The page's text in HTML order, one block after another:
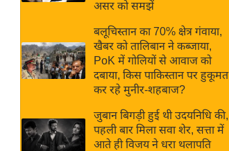
Hindi
Videos
क्रिकेट
IPL
2026
ई-पेपर
मिसाल बेमिसाल
असर को समझें
बलूचिस्तान का 70% क्षेत्र गंवाया,
खैबर को तालिबान ने कब्जाया,
PoK में गोलियों से आवाज को
दबाया, किस पाकिस्तान पर हुकूमत
कर रहे मुनीर-शहबाज?
जुबान बिगड़ी हुई थी उदयनिधि की,
पहली बार मिला सवा शेर, सत्ता में
आते ही विजय ने धरा थलापति